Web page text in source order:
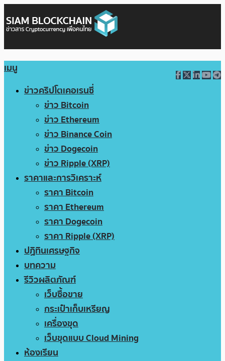
เมนู
ข่าวคริปโตเคอเรนซี่
ข่าว Bitcoin
ข่าว Ethereum
ข่าว Binance Coin
ข่าว Dogecoin
ข่าว Ripple (XRP)
ราคาและการวิเคราะห์
ราคา Bitcoin
ราคา Ethereum
ราคา Dogecoin
ราคา Ripple (XRP)
ปฏิทินเศรษฐกิจ
บทความ
รีวิวผลิตภัณฑ์
เว็บซื้อขาย
กระเป๋าเก็บเหรียญ
เครื่องขุด
เว็บขุดแบบ Cloud Mining
ห้องเรียน